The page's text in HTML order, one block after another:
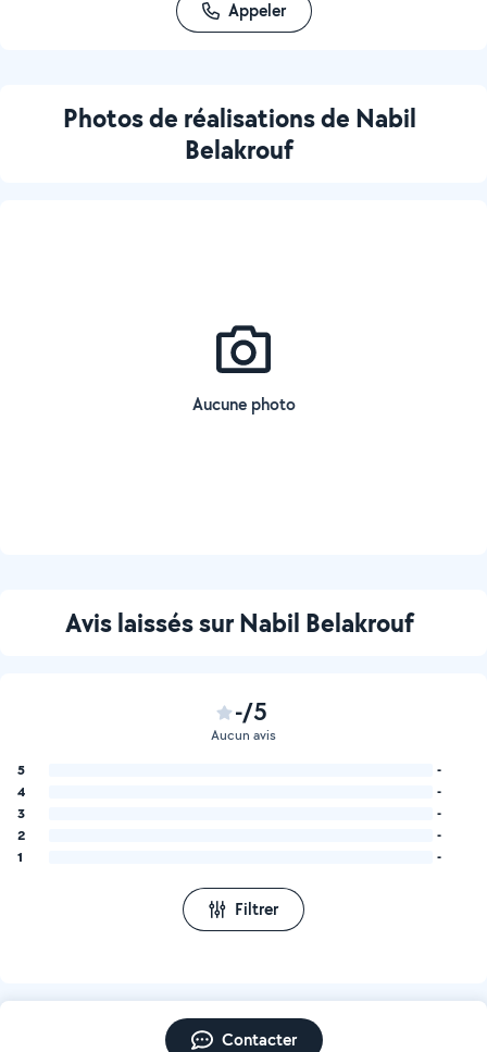
Appeler
Photos de réalisations de Nabil
Belakrouf
Aucune photo
Avis laissés sur Nabil Belakrouf
-/5
Aucun avis
5
-
4
-
3
-
2
-
1
-
Filtrer
Contacter